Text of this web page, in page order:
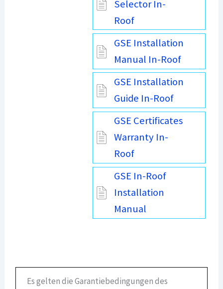
Selector In-
Roof
GSE Installation
Manual In-Roof
GSE Installation
Guide In-Roof
GSE Certificates
Warranty In-
Roof
GSE In-Roof
Installation
Manual
Es gelten die Garantiebedingungen des